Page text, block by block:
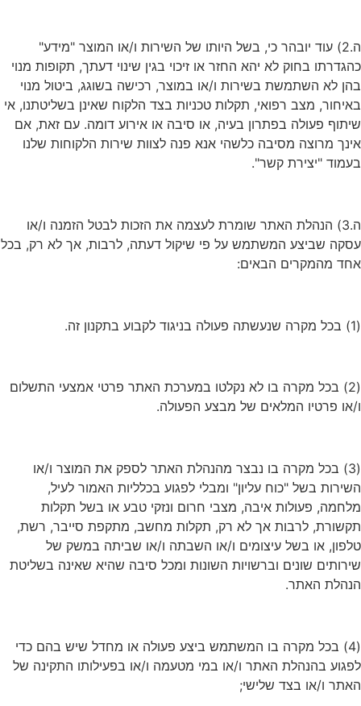
ה.2) עוד יובהר כי, בשל היותו של השירות ו/או המוצר "מידע"
כהגדרתו בחוק לא יהא החזר או זיכוי בגין שינוי דעתך, תקופות מנוי
בהן לא השתמשת בשירות ו/או במוצר, רכישה בשוגג, ביטול מנוי
באיחור, מצב רפואי, תקלות טכניות בצד הלקוח שאינן בשליטתנו, אי
שיתוף פעולה בפתרון בעיה, או סיבה או אירוע דומה. עם זאת, אם
אינך מרוצה מסיבה כלשהי אנא פנה לצוות שירות הלקוחות שלנו
בעמוד "יצירת קשר".
ה.3) הנהלת האתר שומרת לעצמה את הזכות לבטל הזמנה ו/או
עסקה שביצע המשתמש על פי שיקול דעתה, לרבות, אך לא רק, בכל
אחד מהמקרים הבאים:
(1) בכל מקרה שנעשתה פעולה בניגוד לקבוע בתקנון זה.
(2) בכל מקרה בו לא נקלטו במערכת האתר פרטי אמצעי התשלום
ו/או פרטיו המלאים של מבצע הפעולה.
(3) בכל מקרה בו נבצר מהנהלת האתר לספק את המוצר ו/או
השירות בשל "כוח עליון" ומבלי לפגוע בכלליות האמור לעיל,
מלחמה, פעולות איבה, מצבי חרום ונזקי טבע או בשל תקלות
תקשורת, לרבות אך לא רק, תקלות מחשב, מתקפת סייבר, רשת,
טלפון, או בשל עיצומים ו/או השבתה ו/או שביתה במשק של
שירותים שונים וברשויות השונות ומכל סיבה שהיא שאינה בשליטת
הנהלת האתר.
(4) בכל מקרה בו המשתמש ביצע פעולה או מחדל שיש בהם כדי
לפגוע בהנהלת האתר ו/או במי מטעמה ו/או בפעילותו התקינה של
האתר ו/או בצד שלישי;